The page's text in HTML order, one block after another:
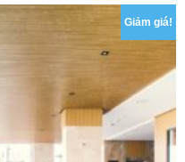
₫3,500,000.00.
Giảm giá!